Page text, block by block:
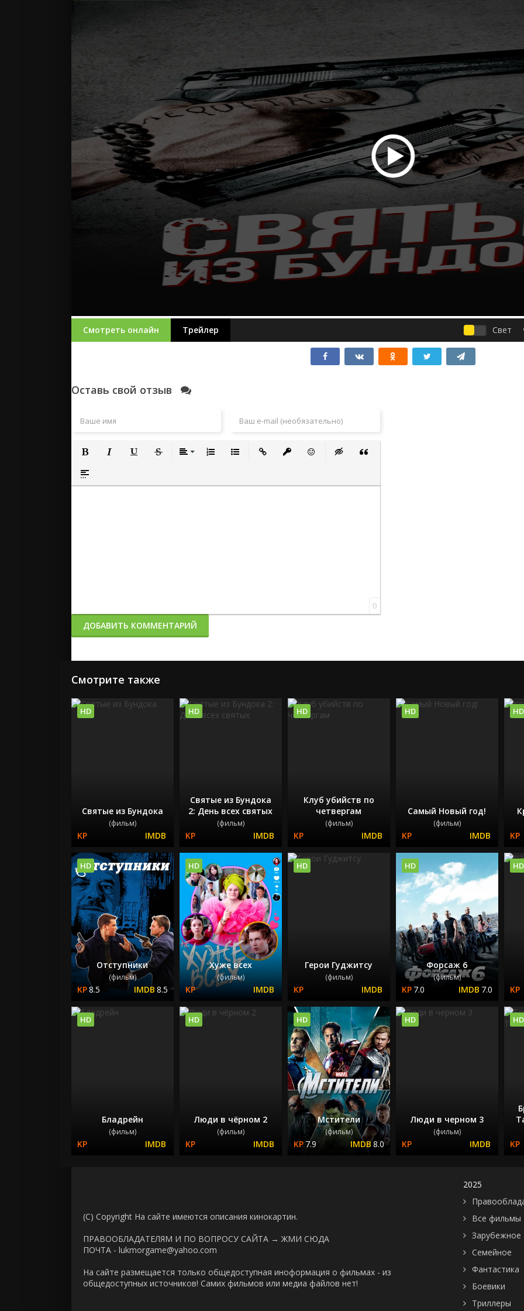
Смотреть онлайн Трейлер Свет
Оставь свой отзыв
Полужирный
Вставка спойлера
0
ДОБАВИТЬ КОММЕНТАРИЙ
Смотрите также
Святые из Бундока
(фильм)
HD
Святые из Бундока
2: День всех святых
(фильм)
HD
Клуб убийств по
четвергам
(фильм)
HD
Самый Новый год!
(фильм)
HD HD
Отступники
(фильм)
8.5 8.5
HD
Хуже всех
(фильм)
HD
Герои Гуджитсу
(фильм)
HD
Форсаж 6
(фильм)
7.0 7.0
HD HD
Бладрейн
(фильм)
HD
Люди в чёрном 2
(фильм)
HD
Мстители
(фильм)
7.9 8.0
HD
Люди в черном 3
(фильм)
HD HD
(C) Copyright На сайте имеются описания кинокартин.
ПРАВООБЛАДАТЕЛЯМ И ПО ВОПРОСУ САЙТА → ЖМИ СЮДА
ПОЧТА - lukmorgame@yahoo.com
На сайте размещается только общедоступная иноформация о фильмах - из
общедоступных источников! Самих фильмов или медиа файлов нет!
2025
Все фильмы
Зарубежное
Семейное
Фантастика
Боевики
Триллеры